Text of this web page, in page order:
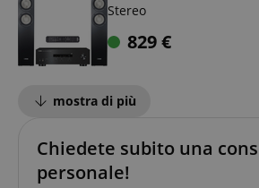
Stereo
829€
mostra di più
Chiedete subito una
personale!